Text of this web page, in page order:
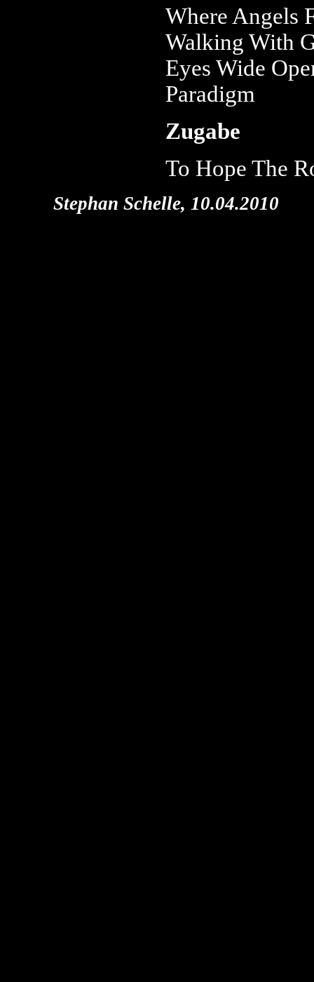
Where Angels
Walking With
Eyes Wide
Paradigm
Zugabe
To Hope The
Stephan Schelle, 10.04.2010